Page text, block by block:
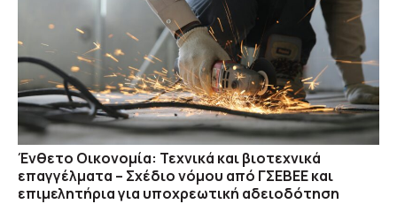
Ένθετο Οικονομία: Τεχνικά και βιοτεχνικά
επαγγέλματα – Σχέδιο νόμου από ΓΣΕΒΕΕ και
επιμελητήρια για υποχρεωτική αδειοδότηση